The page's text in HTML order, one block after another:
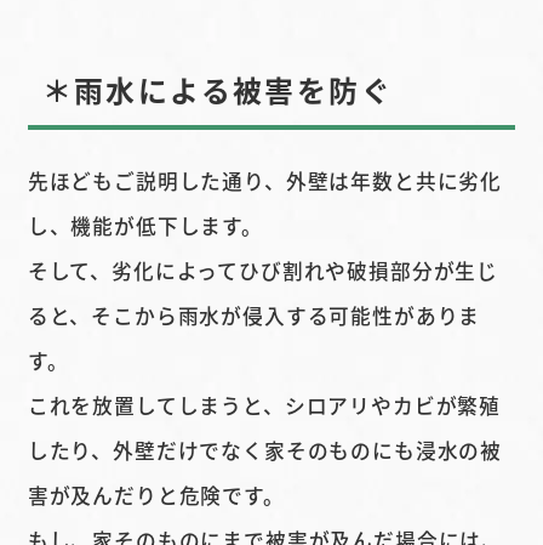
＊雨水による被害を防ぐ
先ほどもご説明した通り、外壁は年数と共に劣化
し、機能が低下します。
そして、劣化によってひび割れや破損部分が生じ
ると、そこから雨水が侵入する可能性がありま
す。
これを放置してしまうと、シロアリやカビが繁殖
したり、外壁だけでなく家そのものにも浸水の被
害が及んだりと危険です。